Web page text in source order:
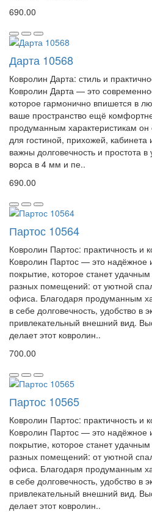
690.00
Дарта 10568
Ковролин Дарта: стиль и
Ковролин Дарта — это
которое гармонично впишется в
ваше пространство ещё
продуманным характеристикам
для гостиной, прихожей,
важны долговечность и простота
ворса в 4 мм и пе..
690.00
Партос 10564
Ковролин Партос: практичность
Ковролин Партос — это надёжное
покрытие, которое станет
разных помещений: от уютной
офиса. Благодаря продуманным
в себе долговечность, удобство в
привлекательный внешний вид.
делает этот ковролин..
700.00
Партос 10565
Ковролин Партос: практичность
Ковролин Партос — это надёжное
покрытие, которое станет
разных помещений: от уютной
офиса. Благодаря продуманным
в себе долговечность, удобство в
привлекательный внешний вид.
делает этот ковролин..